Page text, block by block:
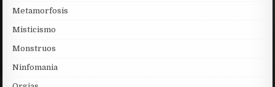
Metamorfosis
Misticismo
Monstruos
Ninfomania